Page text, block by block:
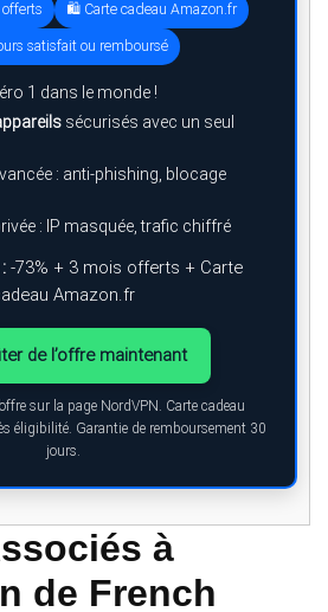
🛍️ Carte cadeau Amazon.fr
satisfait ou remboursé
1 dans le monde !
sécurisés avec un seul
: anti-phishing, blocage
: IP masquée, trafic chiffré
-73% + 3 mois offerts + Carte
Amazon.fr
de l’offre maintenant
sur la page NordVPN. Carte cadeau
éligibilité. Garantie de remboursement 30
jours.
à
de French